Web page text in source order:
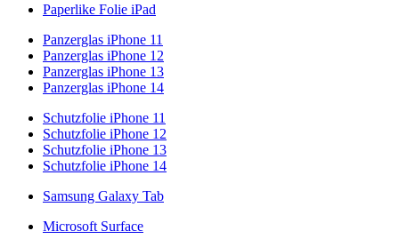
Paperlike Folie iPad
Panzerglas iPhone 11
Panzerglas iPhone 12
Panzerglas iPhone 13
Panzerglas iPhone 14
Schutzfolie iPhone 11
Schutzfolie iPhone 12
Schutzfolie iPhone 13
Schutzfolie iPhone 14
Samsung Galaxy Tab
Microsoft Surface